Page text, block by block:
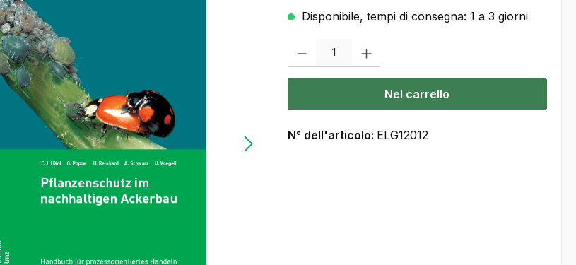
Disponibile, tempi di consegna: 1 a 3 giorni
Nel carrello
N° dell'articolo: ELG12012